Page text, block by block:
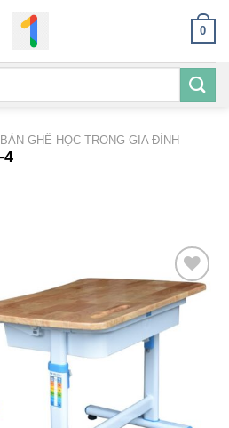
0
BÀN GHẾ HỌC TRONG GIA ĐÌNH
4
Add to